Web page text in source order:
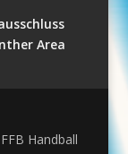
Area
Handball